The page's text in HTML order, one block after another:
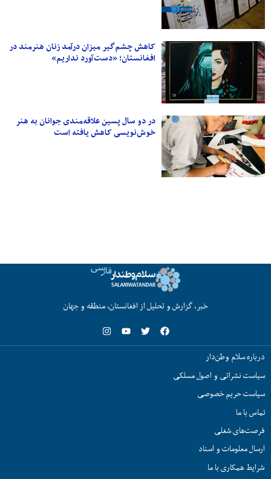
کاهش چشم‌گیر میزان درآمد زنان هنرمند در
افغانستان؛ «دست‌آورد نداریم»
در دو سال پسین علاقه‌مندی جوانان به هنر
خوش‌نویسی کاهش یافته است
خبر، گزارش و تحلیل از افغانستان، منطقه و جهان
درباره سلام وطن‌دار
سیاست نشراتی و اصول مسلکی
سیاست حریم خصوصی
تماس با ما
فرصت‌های شغلی
ارسال معلومات و اسناد
شرایط همکاری با ما